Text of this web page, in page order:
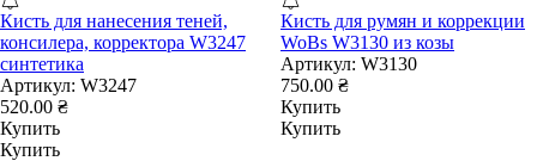
Кисть для нанесения теней,
консилера, корректора W3247
синтетика
Артикул: W3247
520.00 ₴
Купить
Купить
Кисть для румян и коррекции
WoBs W3130 из козы
Артикул: W3130
750.00 ₴
Купить
Купить